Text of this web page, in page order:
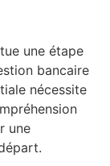
une étape
bancaire
nécessite
une